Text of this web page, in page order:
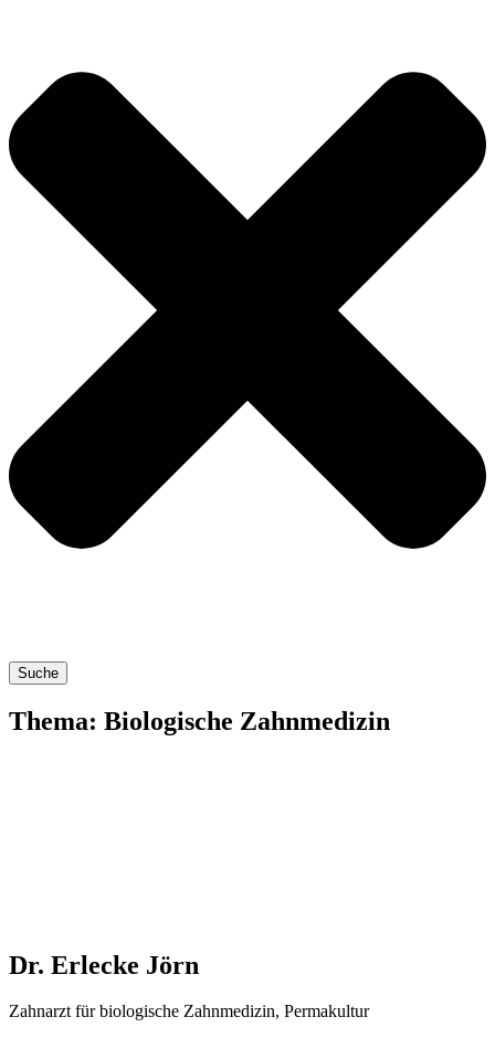
Suche
Thema: Biologische Zahnmedizin
Dr. Erlecke Jörn
Zahn­arzt für bio­lo­gi­sche Zahn­me­di­zin, Permakultur